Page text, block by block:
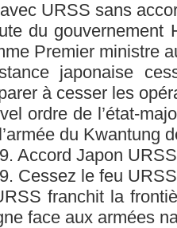
URSS sans
du gouvernement
Premier ministre
japonaise
à cesser les
ordre de l’état-
du Kwantung
Accord Japon
Cessez le feu
franchit la
face aux armées